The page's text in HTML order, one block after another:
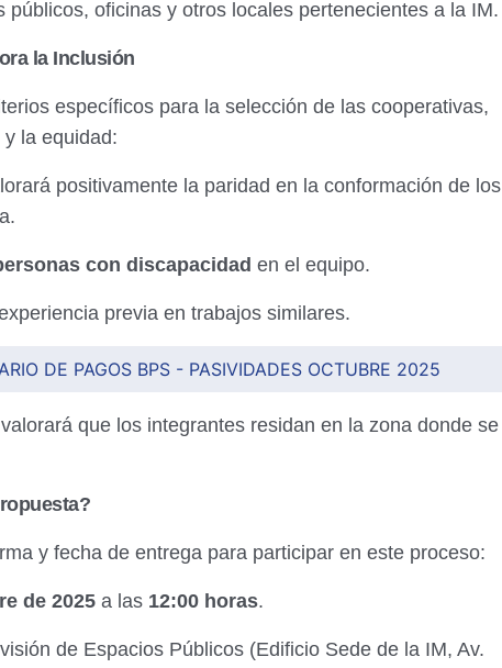
públicos, oficinas y otros locales pertenecientes a la IM.
la Inclusión
específicos para la selección de las cooperativas,
la equidad:
positivamente la paridad en la conformación de los
con discapacidad en el equipo.
previa en trabajos similares.
DE PAGOS BPS - PASIVIDADES OCTUBRE 2025
que los integrantes residan en la zona donde se
y fecha de entrega para participar en este proceso:
de 2025 a las 12:00 horas.
de Espacios Públicos (Edificio Sede de la IM, Av.